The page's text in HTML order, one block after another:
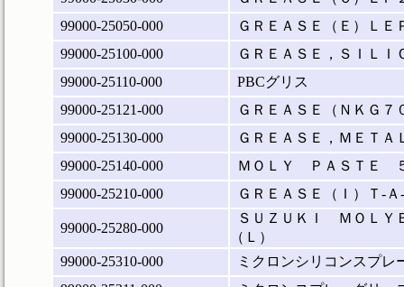
99000-25050-000
ＧＲＥＡＳＥ（Ｅ）Ｌ
99000-25100-000
ＧＲＥＡＳＥ，ＳＩＬ
99000-25110-000
PBCグリス
99000-25121-000
ＧＲＥＡＳＥ（ＮＫＧ７
99000-25130-000
ＧＲＥＡＳＥ，ＭＥＴ
99000-25140-000
ＭＯＬＹ ＰＡＳＴＥ
99000-25210-000
ＧＲＥＡＳＥ（Ｉ）Ｔ‐
99000-25280-000
ＳＵＺＵＫＩ ＭＯＬＹ
（Ｌ）
99000-25310-000
ミクロンシリコンスプレ